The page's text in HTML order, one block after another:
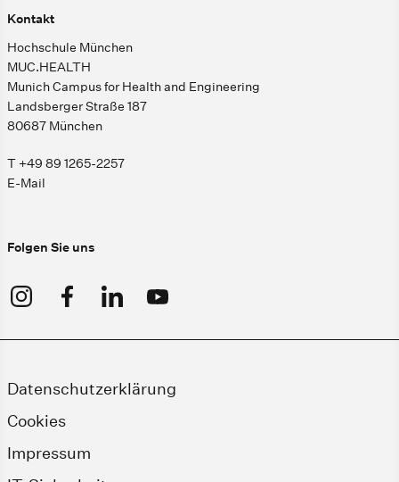
Kontakt
Hochschule München
MUC.HEALTH
Munich Campus for Health and Engineering
Landsberger Straße 187
80687 München
T +49 89 1265-2257
E-Mail
Folgen Sie uns
Datenschutzerklärung
Cookies
Impressum